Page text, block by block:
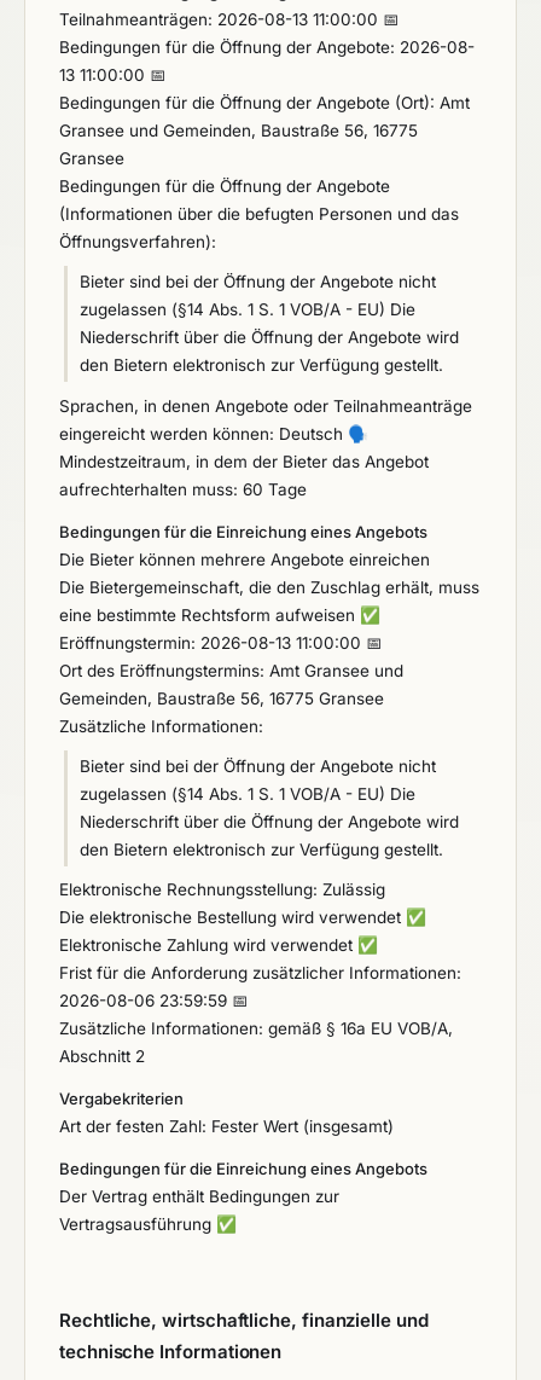
Teilnahmeanträgen: 2026-08-13 11:00:00 📅
Bedingungen für die Öffnung der Angebote: 2026-08-
13 11:00:00 📅
Bedingungen für die Öffnung der Angebote (Ort): Amt
Gransee und Gemeinden, Baustraße 56, 16775
Gransee
Bedingungen für die Öffnung der Angebote
(Informationen über die befugten Personen und das
Öffnungsverfahren):
Bieter sind bei der Öffnung der Angebote nicht
zugelassen (§14 Abs. 1 S. 1 VOB/A - EU) Die
Niederschrift über die Öffnung der Angebote wird
den Bietern elektronisch zur Verfügung gestellt.
Sprachen, in denen Angebote oder Teilnahmeanträge
eingereicht werden können: Deutsch 🗣️
Mindestzeitraum, in dem der Bieter das Angebot
aufrechterhalten muss: 60 Tage
Bedingungen für die Einreichung eines Angebots
Die Bieter können mehrere Angebote einreichen
Die Bietergemeinschaft, die den Zuschlag erhält, muss
eine bestimmte Rechtsform aufweisen ✅
Eröffnungstermin: 2026-08-13 11:00:00 📅
Ort des Eröffnungstermins: Amt Gransee und
Gemeinden, Baustraße 56, 16775 Gransee
Zusätzliche Informationen:
Bieter sind bei der Öffnung der Angebote nicht
zugelassen (§14 Abs. 1 S. 1 VOB/A - EU) Die
Niederschrift über die Öffnung der Angebote wird
den Bietern elektronisch zur Verfügung gestellt.
Elektronische Rechnungsstellung: Zulässig
Die elektronische Bestellung wird verwendet ✅
Elektronische Zahlung wird verwendet ✅
Frist für die Anforderung zusätzlicher Informationen:
2026-08-06 23:59:59 📅
Zusätzliche Informationen: gemäß § 16a EU VOB/A,
Abschnitt 2
Vergabekriterien
Art der festen Zahl: Fester Wert (insgesamt)
Bedingungen für die Einreichung eines Angebots
Der Vertrag enthält Bedingungen zur
Vertragsausführung ✅
Rechtliche, wirtschaftliche, finanzielle und
technische Informationen